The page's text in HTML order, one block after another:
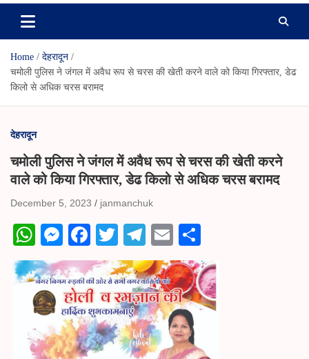
Home
देहरादून
चमोली पुलिस ने जंगल में अवैध रूप से चरस की खेती करने वाले को किया गिरफ्तार, डेढ
किलो से अधिक चरस बरामद
देहरादून
चमोली पुलिस ने जंगल में अवैध रूप से चरस की खेती करने
वाले को किया गिरफ्तार, डेढ किलो से अधिक चरस बरामद
December 5, 2023 janmanchuk
W
ha
ts
A
pp
M
es
se
ng
er
Fa
ce
bo
ok
T
wi
tte
r
Te
le
gr
a
m
E
m
ail
ha
re